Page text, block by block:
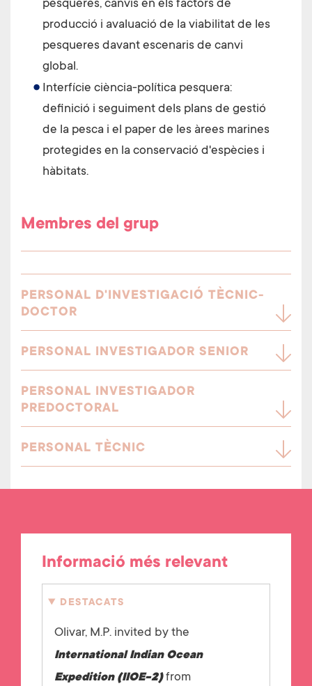
pesqueres, canvis en els factors de
producció i avaluació de la viabilitat de les
pesqueres davant escenaris de canvi
global.
Interfície ciència-política pesquera:
definició i seguiment dels plans de gestió
de la pesca i el paper de les àrees marines
protegides en la conservació d'espècies i
hàbitats.
Membres del grup
PERSONAL D'INVESTIGACIÓ TÈCNIC-
DOCTOR
PERSONAL INVESTIGADOR SENIOR
PERSONAL INVESTIGADOR
PREDOCTORAL
PERSONAL TÈCNIC
Informació més relevant
DESTACATS
Olivar, M.P. invited by the
International Indian Ocean
Expedition (IIOE-2) from